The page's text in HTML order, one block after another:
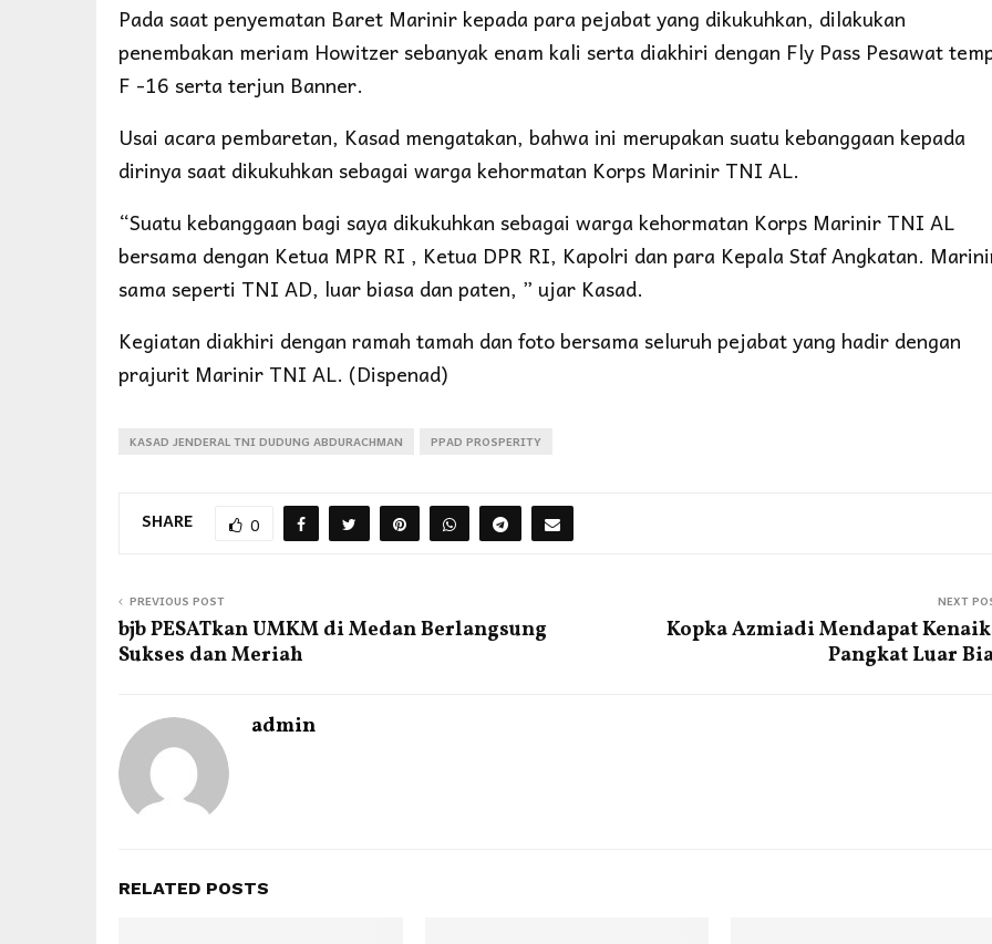
Pada saat penyematan Baret Marinir kepada para pejabat yang dikukuhkan, dilakukan
penembakan meriam Howitzer sebanyak enam kali serta diakhiri dengan Fly Pass Pesawat
F -16 serta terjun Banner.
Usai acara pembaretan, Kasad mengatakan, bahwa ini merupakan suatu kebanggaan kepada
dirinya saat dikukuhkan sebagai warga kehormatan Korps Marinir TNI AL.
“Suatu kebanggaan bagi saya dikukuhkan sebagai warga kehormatan Korps Marinir TNI AL
bersama dengan Ketua MPR RI , Ketua DPR RI, Kapolri dan para Kepala Staf Angkatan.
sama seperti TNI AD, luar biasa dan paten, ” ujar Kasad.
Kegiatan diakhiri dengan ramah tamah dan foto bersama seluruh pejabat yang hadir dengan
prajurit Marinir TNI AL. (Dispenad)
KASAD JENDERAL TNI DUDUNG ABDURACHMAN PPAD PROSPERITY
SHARE 0
PREVIOUS POST
bjb PESATkan UMKM di Medan Berlangsung
Sukses dan Meriah
NEXT
Kopka Azmiadi Mendapat
Pangkat Luar
admin
RELATED POSTS